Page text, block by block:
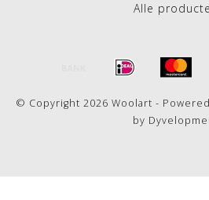
Alle
© Copyright 2026 Woolart -
by